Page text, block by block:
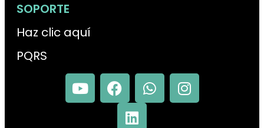
SOPORTE
Haz clic aquí
PQRS